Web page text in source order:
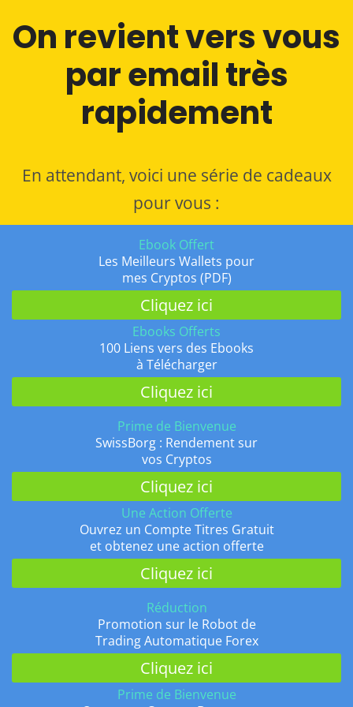
On revient vers vous
par email très
rapidement
En attendant, voici une série de cadeaux
pour vous :
Ebook Offert
Les Meilleurs Wallets pour
mes Cryptos (PDF)
Cliquez ici
Ebooks Offerts
100 Liens vers des Ebooks
à Télécharger
Cliquez ici
Prime de Bienvenue
SwissBorg : Rendement sur
vos Cryptos
Cliquez ici
Une Action Offerte
Ouvrez un Compte Titres Gratuit
et obtenez une action offerte
Cliquez ici
Réduction
Promotion sur le Robot de
Trading Automatique Forex
Cliquez ici
Prime de Bienvenue